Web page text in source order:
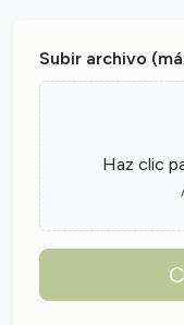
Subir archivo
Haz clic